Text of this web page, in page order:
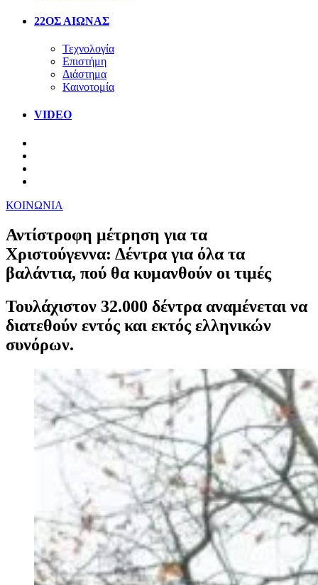
22ΟΣ ΑΙΩΝΑΣ
Τεχνολογία
Επιστήμη
Διάστημα
Καινοτομία
VIDEO
ΚΟΙΝΩΝΙΑ
Αντίστροφη μέτρηση για τα
Χριστούγεννα: Δέντρα για όλα τα
βαλάντια, πού θα κυμανθούν οι τιμές
Τουλάχιστον 32.000 δέντρα αναμένεται να
διατεθούν εντός και εκτός ελληνικών
συνόρων.